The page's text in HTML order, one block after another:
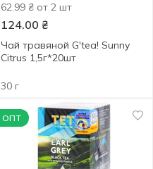
62.99 ₴ от 2 шт
124.00 ₴
Чай травяной G'tea! Sunny
Citrus 1,5г*20шт
30 г
ОПТ